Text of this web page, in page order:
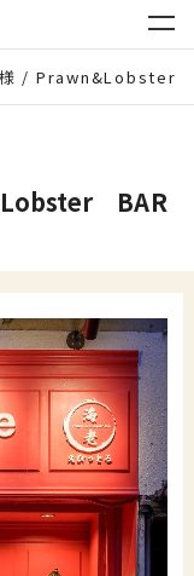
様 / Prawn&Lobster
BAR